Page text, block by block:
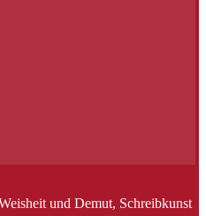
und Demut, Schreibkunst